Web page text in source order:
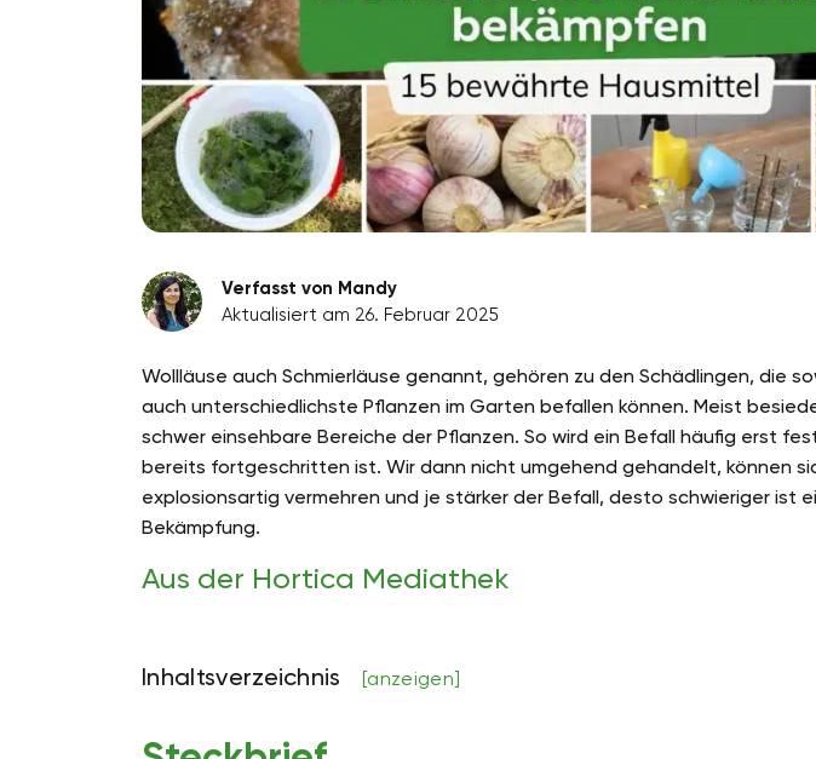
Verfasst von Mandy
Aktualisiert am 26. Februar 2025
Wollläuse auch Schmierläuse genannt, gehören zu den Schädlingen, die
auch unterschiedlichste Pflanzen im Garten befallen können. Meist
schwer einsehbare Bereiche der Pflanzen. So wird ein Befall häufig erst
bereits fortgeschritten ist. Wir dann nicht umgehend gehandelt, können
explosionsartig vermehren und je stärker der Befall, desto schwieriger ist
Bekämpfung.
Aus der Hortica Mediathek
Inhaltsverzeichnis [anzeigen]